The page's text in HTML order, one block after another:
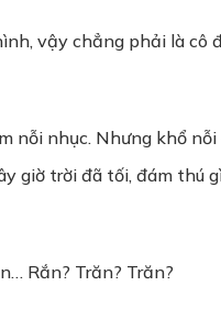
vậy chẳng phải là
nỗi nhục. Nhưng khổ
giờ trời đã tối, đám
Rắn? Trăn? Trăn?